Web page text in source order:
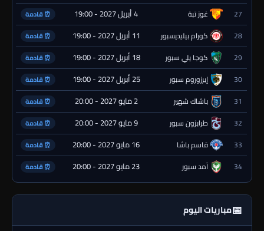
27 غوز تبة 4 أبريل 2027 - 19:00 ⏰ قادمة
28 كورام بيليديسبور 11 أبريل 2027 - 19:00 ⏰ قادمة
29 كوجا يلي سبور 18 أبريل 2027 - 19:00 ⏰ قادمة
30 إيرزوروم سبور 25 أبريل 2027 - 19:00 ⏰ قادمة
31 باشاك شهير 2 مايو 2027 - 20:00 ⏰ قادمة
32 طرابزون سبور 9 مايو 2027 - 20:00 ⏰ قادمة
33 قاسم باشا 16 مايو 2027 - 20:00 ⏰ قادمة
34 آمد سبور 23 مايو 2027 - 20:00 ⏰ قادمة
📅مباريات اليوم